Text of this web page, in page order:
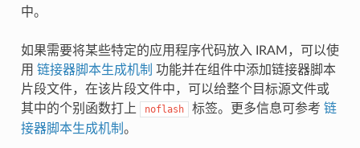
中。
如果需要将某些特定的应用程序代码放入 IRAM，可以使
用 链接器脚本生成机制 功能并在组件中添加链接器脚本
片段文件，在该片段文件中，可以给整个目标源文件或
其中的个别函数打上
noflash 标签。更多信息可参考 链
接器脚本生成机制 。